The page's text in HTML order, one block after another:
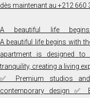
A beautiful life